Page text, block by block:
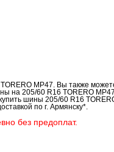
MP47. Вы также
на 205/60 R16 TORERO
шины 205/60 R16
по г. Армянску*.
без предоплат.